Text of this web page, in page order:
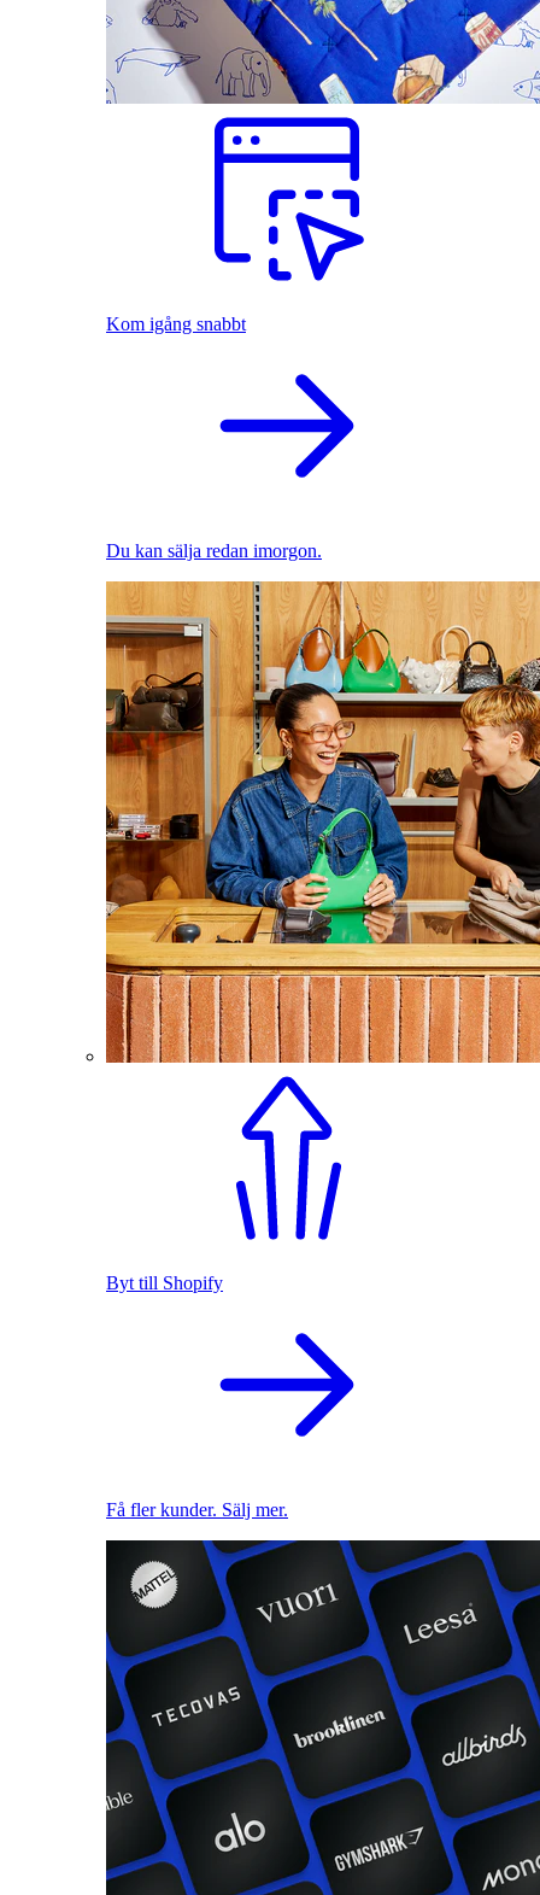
Kom igång snabbt
Du kan sälja redan imorgon.
Byt till Shopify
Få fler kunder. Sälj mer.